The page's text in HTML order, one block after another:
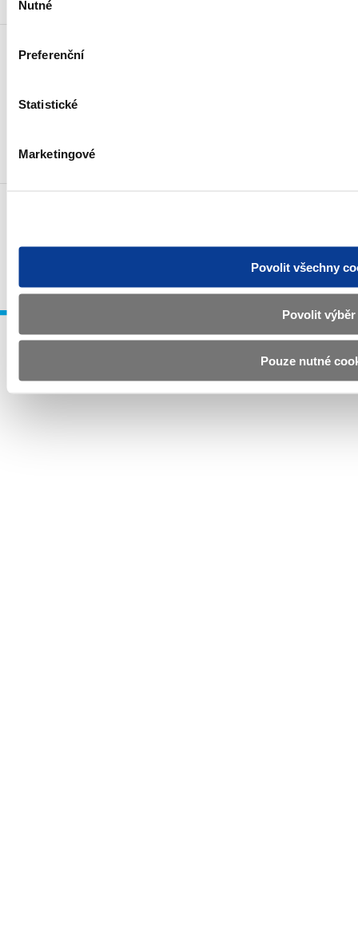
souhlasu
Nutné
Preferenční
Statistické
Marketingové
Povolit všechny
Povolit výběr
Pouze nutné
Odebírat novinky e-mailem
Upravit souhlas s používáním cookies GDPR
© Všechna práva vyhrazena. Ministerstvo financí České republiky 2024